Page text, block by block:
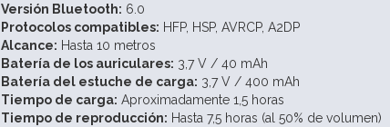
Versión Bluetooth: 6.0
Protocolos compatibles: HFP, HSP, AVRCP, A2DP
Alcance: Hasta 10 metros
Batería de los auriculares: 3,7 V / 40 mAh
Batería del estuche de carga: 3,7 V / 400 mAh
Tiempo de carga: Aproximadamente 1,5 horas
Tiempo de reproducción: Hasta 7,5 horas (al 50% de volumen)